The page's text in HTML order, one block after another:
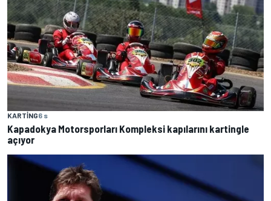
KARTING6 s
Kapadokya Motorsporları Kompleksi kapılarını kartingle
açıyor